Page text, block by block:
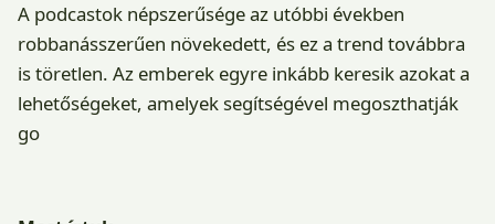
A podcastok népszerűsége az utóbbi években
robbanásszerűen növekedett, és ez a trend továbbra
is töretlen. Az emberek egyre inkább keresik azokat a
lehetőségeket, amelyek segítségével megoszthatják
go